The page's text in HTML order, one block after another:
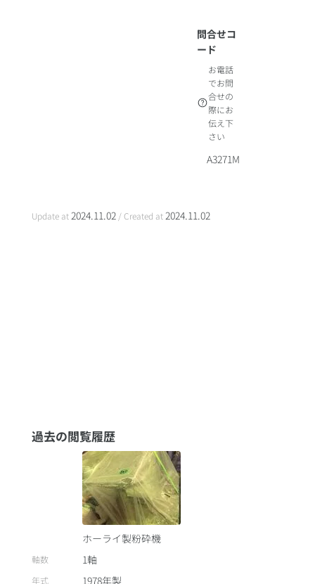
問合せコ
ード
お電話
でお問
合せの
際にお
伝え下
さい
A3271M
Update at 2024.11.02/ Created at 2024.11.02
過去の閲覧履歴
ホーライ製粉砕機
軸数 1軸
年式 1978年製